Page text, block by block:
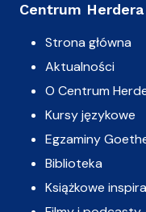
Centrum Herdera
Strona główna
Aktualności
O Centrum
Kursy językowe
Egzaminy
Biblioteka
Książkowe